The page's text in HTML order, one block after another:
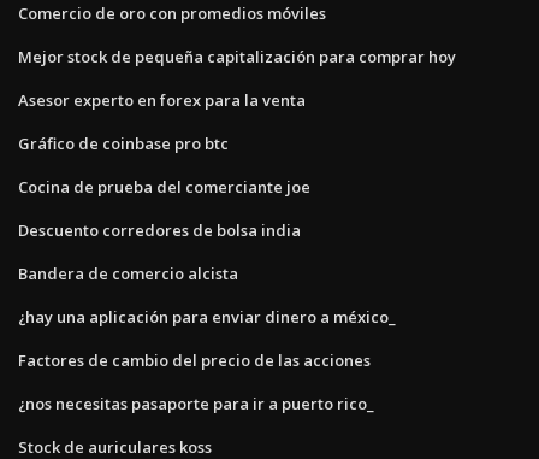
Comercio de oro con promedios móviles
Mejor stock de pequeña capitalización para comprar hoy
Asesor experto en forex para la venta
Gráfico de coinbase pro btc
Cocina de prueba del comerciante joe
Descuento corredores de bolsa india
Bandera de comercio alcista
¿hay una aplicación para enviar dinero a méxico_
Factores de cambio del precio de las acciones
¿nos necesitas pasaporte para ir a puerto rico_
Stock de auriculares koss